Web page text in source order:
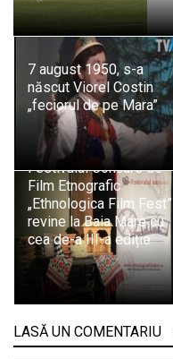
7 august 1950, s-a
născut Viorel Costin
„feciorul de pe Mara”
Festivalul Concurs de
Film Etnografic
„Ethnologica Film Fest”
revine la Baia Mare cu
cea de-a III-a ediție
LASĂ UN COMENTARIU